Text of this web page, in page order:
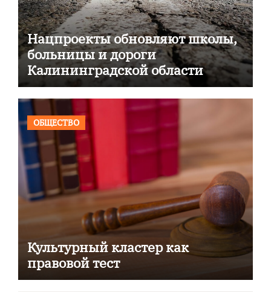
Нацпроекты обновляют школы,
больницы и дороги
Калининградской области
ОБЩЕСТВО
Культурный кластер как
правовой тест